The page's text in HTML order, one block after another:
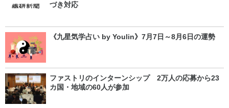
づき対応
《九星気学占い by Youlin》7月7日～8月6日の運勢
ファストリのインターンシップ 2万人の応募から23
カ国・地域の60人が参加